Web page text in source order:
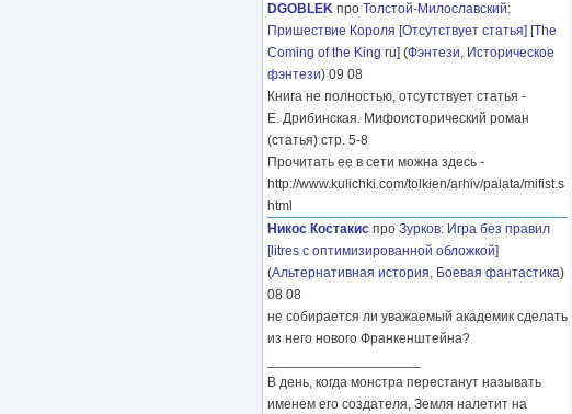
DGOBLEK про Толстой-Милославский:
Пришествие Короля [Отсутствует статья] [The
Coming of the King ru] (Фэнтези, Историческое
фэнтези) 09 08
Книга не полностью, отсутствует статья -
Е. Дрибинская. Мифоисторический роман
(статья) стр. 5-8
Прочитать ее в сети можна здесь -
http://www.kulichki.com/tolkien/arhiv/palata/mifist.s
html
Никос Костакис про Зурков: Игра без правил
[litres с оптимизированной обложкой]
(Альтернативная история, Боевая фантастика)
08 08
не собирается ли уважаемый академик сделать
из него нового Франкенштейна?
В день, когда монстра перестанут называть
именем его создателя, Земля налетит на